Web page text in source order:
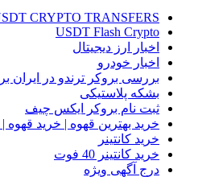
CRYPTO TRANSFERS
USDT Flash Crypto
اخبار ارز دیجیتال
اخبار خودرو
بررسی بروکر ترندو در ایران
بشکه پلاستیکی
ثبت نام بروکر ایکس چیف
خرید بهترین قهوه | خرید قهوه
خرید کانتینر
خرید کانتینر 40 فوت
درج آگهی ویژه